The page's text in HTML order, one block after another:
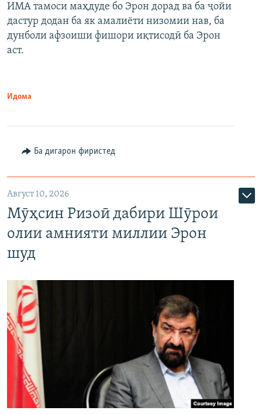
ИМА тамоси маҳдуде бо Эрон дорад ва ба ҷойи
дастур додан ба як амалиёти низомии нав, ба
дунболи афзоиши фишори иқтисодӣ ба Эрон
аст.
Идома
Ба дигарон фиристед
Август 10, 2026
Мӯҳсин Ризоӣ дабири Шӯрои
олии амнияти миллии Эрон
шуд